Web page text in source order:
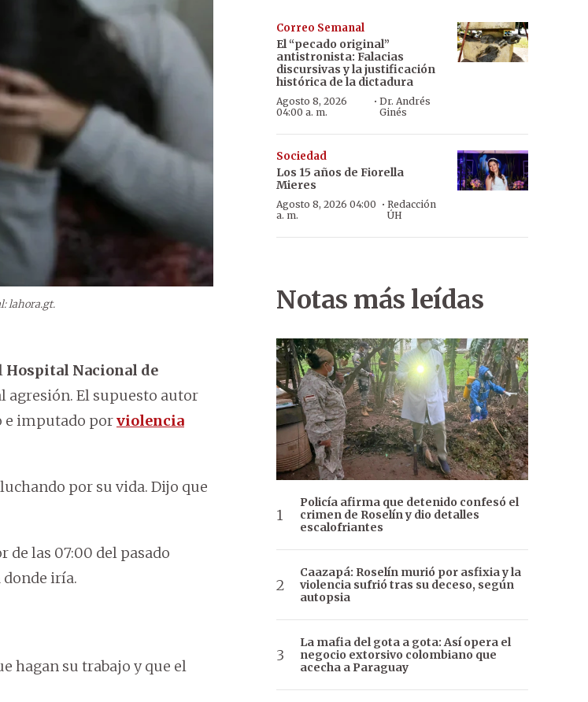
lahora.gt.
Hospital Nacional de
agresión. El supuesto autor
e imputado porviolencia
por su vida. Dijo que
de las 07:00 del pasado
iría.
hagan su trabajo y que el
Correo Semanal
El “pecado original”
antistronista: Falacias
discursivas y la justificación
histórica de la dictadura
Agosto 8, 2026
04:00 a. m.
·Dr. Andrés
Ginés
Sociedad
Los 15 años de Fiorella
Mieres
Agosto 8, 2026 04:00
a. m.
· Redacción
ÚH
Notas más leídas
Policía afirma que detenido confesó el
crimen de Roselín y dio detalles
escalofriantes
Caazapá: Roselín murió por asfixia y la
violencia sufrió tras su deceso, según
autopsia
La mafia del gota a gota: Así opera el
negocio extorsivo colombiano que
acecha a Paraguay